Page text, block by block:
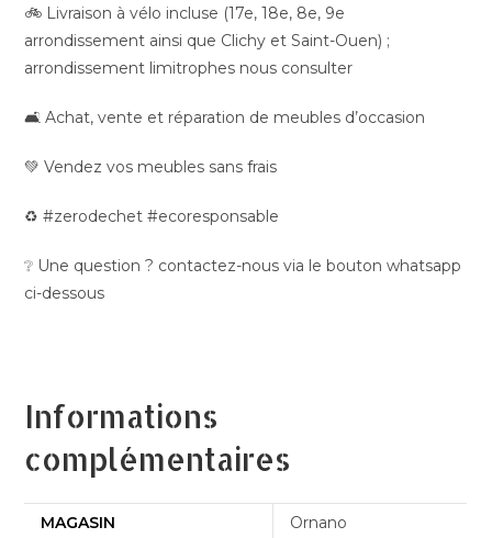
🚲 Livraison à vélo incluse (17e, 18e, 8e, 9e
arrondissement ainsi que Clichy et Saint-Ouen) ;
arrondissement limitrophes nous consulter
🛋️ Achat, vente et réparation de meubles d’occasion
💚 Vendez vos meubles sans frais
♻️ #zerodechet #ecoresponsable
❔ Une question ? contactez-nous via le bouton whatsapp
ci-dessous
Informations
complémentaires
MAGASIN
Ornano